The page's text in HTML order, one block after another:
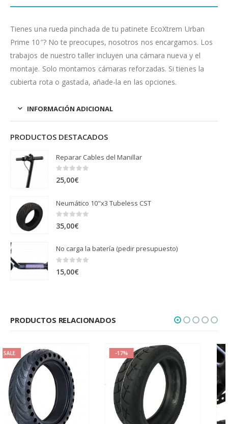
Tienes una rueda pinchada de tu patinete EcoXtrem Urban
Prime 10″? No te preocupes, nosotros nos encargamos. Los
trabajos de nuestro taller incluyen una cámara nueva y el
montaje. Solo montamos cámaras reforzadas. Si tienes la
cubierta rota o gastada, añade-la en las opciones.
INFORMACIÓN ADICIONAL
PRODUCTOS DESTACADOS
Reparar Cables del Manillar
0out of 5
25,00€
Neumático 10"x3 Tubeless CST
0out of 5
35,00€
No carga la batería (pedir presupuesto)
0 out of 5
15,00€
PRODUCTOS RELACIONADOS
-17%